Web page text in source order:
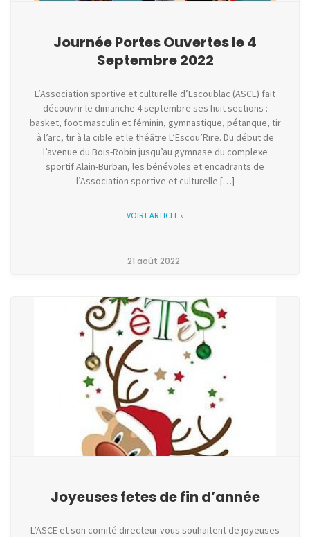
Journée Portes Ouvertes le 4
Septembre 2022
L’Association sportive et culturelle d’Escoublac (ASCE) fait
découvrir le dimanche 4 septembre ses huit sections :
basket, foot masculin et féminin, gymnastique, pétanque, tir
à l’arc, tir à la cible et le théâtre L’Escou’Rire. Du début de
l’avenue du Bois-Robin jusqu’au gymnase du complexe
sportif Alain-Burban, les bénévoles et encadrants de
l’Association sportive et culturelle […]
VOIR L'ARTICLE »
21 août 2022
Joyeuses fetes de fin d’année
L’ASCE et son comité directeur vous souhaitent de joyeuses